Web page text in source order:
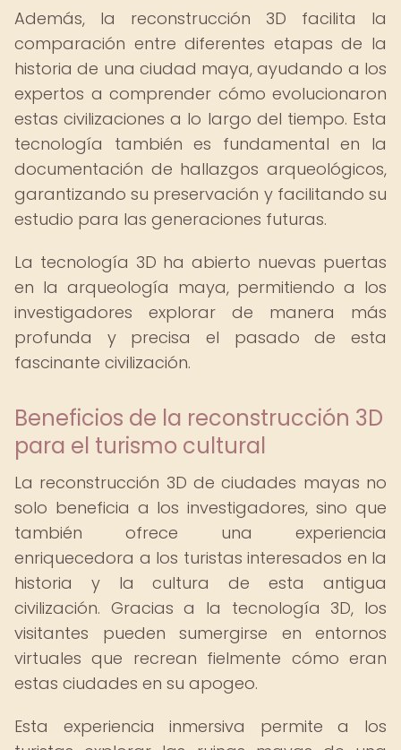
Además, la reconstrucción 3D facilita la
comparación entre diferentes etapas de la
historia de una ciudad maya, ayudando a los
expertos a comprender cómo evolucionaron
estas civilizaciones a lo largo del tiempo. Esta
tecnología también es fundamental en la
documentación de hallazgos arqueológicos,
garantizando su preservación y facilitando su
estudio para las generaciones futuras.
La tecnología 3D ha abierto nuevas puertas
en la arqueología maya, permitiendo a los
investigadores explorar de manera más
profunda y precisa el pasado de esta
fascinante civilización.
Beneficios de la reconstrucción 3D
para el turismo cultural
La reconstrucción 3D de ciudades mayas no
solo beneficia a los investigadores, sino que
también ofrece una experiencia
enriquecedora a los turistas interesados en la
historia y la cultura de esta antigua
civilización. Gracias a la tecnología 3D, los
visitantes pueden sumergirse en entornos
virtuales que recrean fielmente cómo eran
estas ciudades en su apogeo.
Esta experiencia inmersiva permite a los